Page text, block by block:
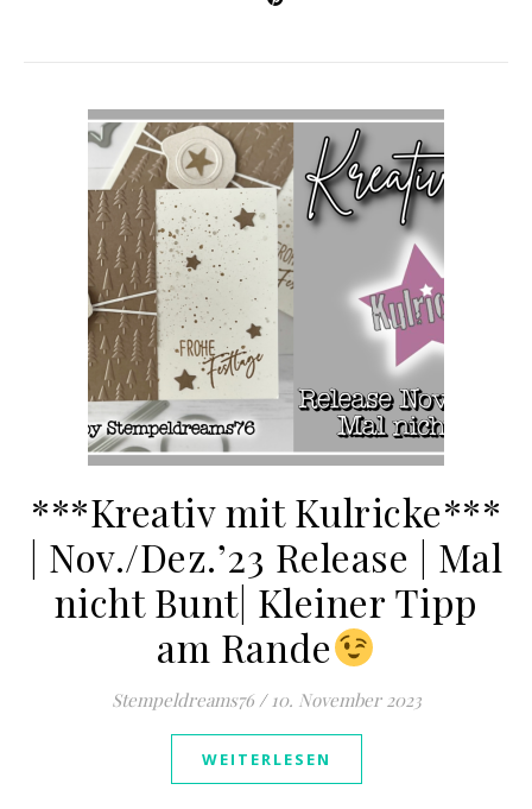
***Kreativ mit Kulricke***
| Nov./Dez.’23 Release | Mal
nicht Bunt| Kleiner Tipp
am Rande
Stempeldreams76 / 10. November 2023
WEITERLESEN